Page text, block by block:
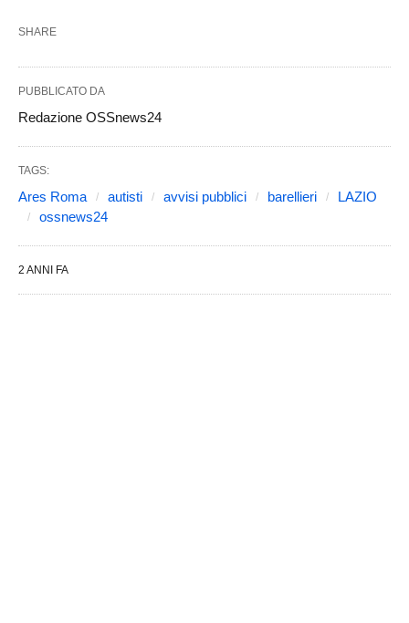
SHARE
PUBBLICATO DA
Redazione OSSnews24
TAGS:
Ares Roma autisti avvisi pubblici barellieri
LAZIO
ossnews24
2 ANNI FA